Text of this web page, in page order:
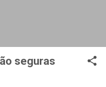
seguras